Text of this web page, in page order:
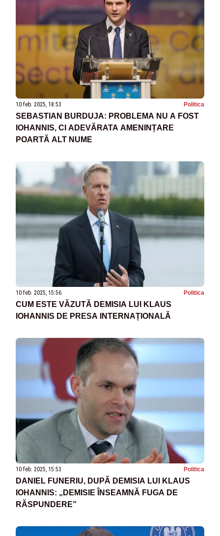
10 feb. 2025, 18:53 Politica
SEBASTIAN BURDUJA: PROBLEMA NU A FOST
IOHANNIS, CI ADEVĂRATA AMENINȚARE
POARTĂ ALT NUME
10 feb. 2025, 15:56 Politica
CUM ESTE VĂZUTĂ DEMISIA LUI KLAUS
IOHANNIS DE PRESA INTERNAȚIONALĂ
10 feb. 2025, 15:53 Politica
DANIEL FUNERIU, DUPĂ DEMISIA LUI KLAUS
IOHANNIS: „DEMISIE ÎNSEAMNĂ FUGA DE
RĂSPUNDERE”